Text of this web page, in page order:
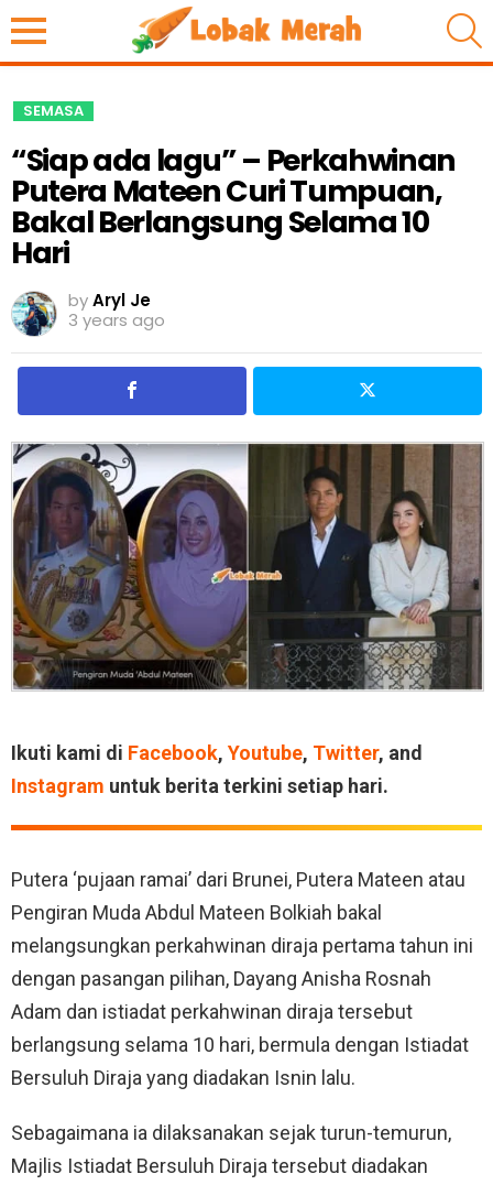
SEMASA
“Siap ada lagu” – Perkahwinan
Putera Mateen Curi Tumpuan,
Bakal Berlangsung Selama 10
Hari
byAryl Je
3 years ago
Ikuti kami di Facebook, Youtube, Twitter, and
Instagram untuk berita terkini setiap hari.
Putera ‘pujaan ramai’ dari Brunei, Putera Mateen atau
Pengiran Muda Abdul Mateen Bolkiah bakal
melangsungkan perkahwinan diraja pertama tahun ini
dengan pasangan pilihan, Dayang Anisha Rosnah
Adam dan istiadat perkahwinan diraja tersebut
berlangsung selama 10 hari, bermula dengan Istiadat
Bersuluh Diraja yang diadakan Isnin lalu.
Sebagaimana ia dilaksanakan sejak turun-temurun,
Majlis Istiadat Bersuluh Diraja tersebut diadakan